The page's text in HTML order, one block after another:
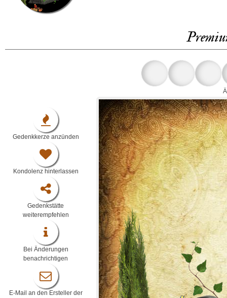
Gedenkkerze anzünden
Kondolenz hinterlassen
Gedenkstätte
weiterempfehlen
Bei Änderungen
benachrichtigen
E-Mail an den Ersteller der